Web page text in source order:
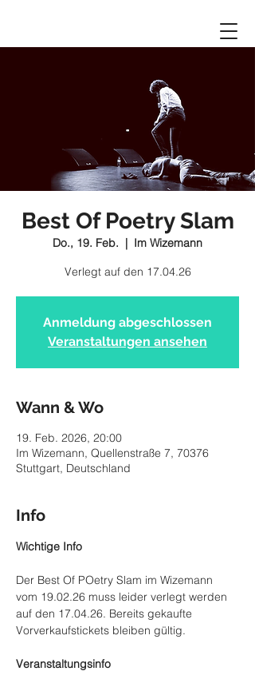
Best Of Poetry Slam
Do., 19. Feb.
  |
Im Wizemann
Verlegt auf den 17.04.26
Anmeldung abgeschlossen
Veranstaltungen ansehen
Wann & Wo
19. Feb. 2026, 20:00
Im Wizemann, Quellenstraße 7, 70376
Stuttgart, Deutschland
Info
Wichtige Info
Der Best Of POetry Slam im Wizemann
vom 19.02.26 muss leider verlegt werden
auf den 17.04.26. Bereits gekaufte
Vorverkaufstickets bleiben gültig.
Veranstaltungsinfo